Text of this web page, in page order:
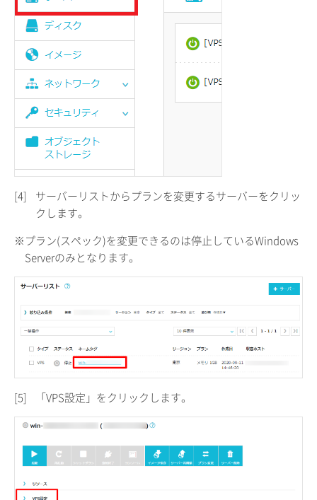
[4]
サーバーリストからプランを変更するサーバーをクリッ
クします。
※プラン(スペック)を変更できるのは停止しているWindows
Serverのみとなります。
[5] 「VPS設定」をクリックします。